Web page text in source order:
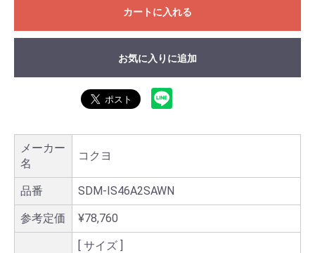
カートに入れる
お気に入りに追加
メーカー
名
コクヨ
品番 SDM-IS46A2SAWN
参考定価 ¥78,760
[ サイズ ]